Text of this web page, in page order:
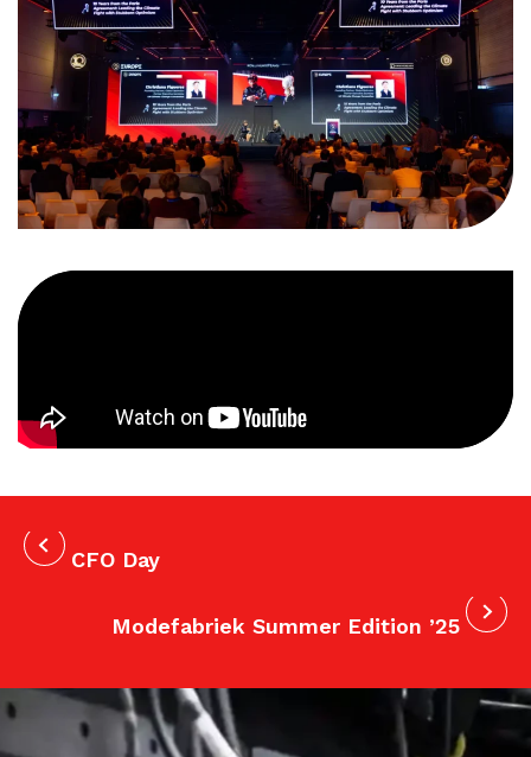
CFO Day
Modefabriek Summer Edition ’25